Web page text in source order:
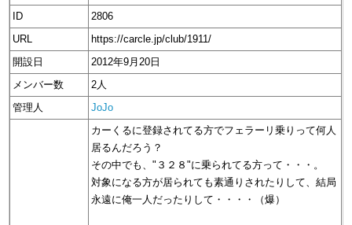
ID
2806
URL
https://carcle.jp/club/1911/
開設日
2012年9月20日
メンバー数
2人
管理人
JoJo
カーくるに登録されてる方でフェラーリ乗りって何人
居るんだろう？
その中でも、"３２８"に乗られてる方って・・・。
対象になる方が居られても素通りされたりして、結局
永遠に俺一人だったりして・・・・（爆）